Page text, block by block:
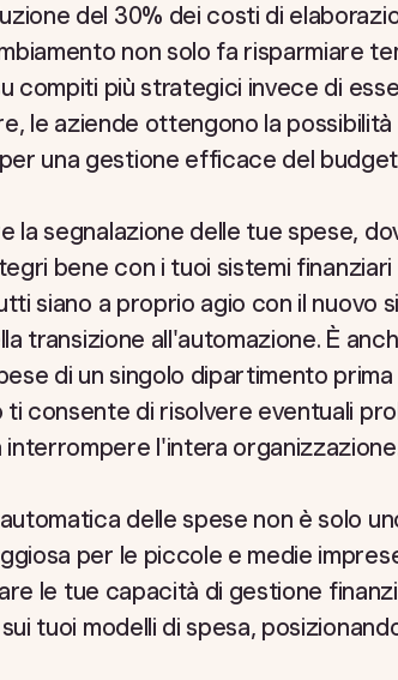
del 30% dei costi di
non solo fa risparmiare
compiti più strategici invece di
le aziende ottengono la
una gestione efficace del
la segnalazione delle tue spese,
bene con i tuoi sistemi
siano a proprio agio con il nuovo
transizione all'automazione. È
di un singolo dipartimento
consente di risolvere eventuali
l'intera
delle spese non è solo
per le piccole e medie
le tue capacità di gestione
tuoi modelli di spesa,